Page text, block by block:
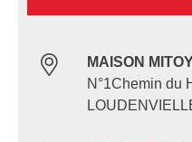
MAISON
N°1Chemin du